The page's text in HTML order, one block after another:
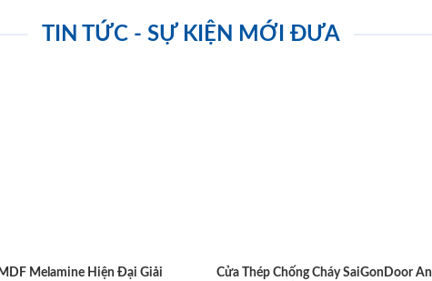
TIN TỨC - SỰ KIỆN MỚI ĐƯA
Melamine Hiện Đại Giải
Cửa Thép Chống Cháy SaiGonDoor An